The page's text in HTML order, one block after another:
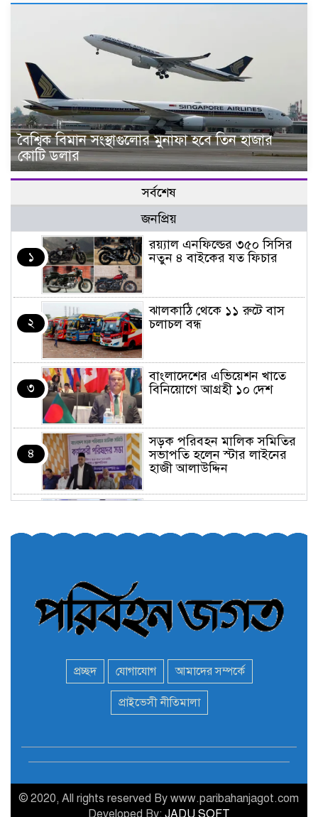
বৈশ্বিক বিমান সংস্থাগুলোর মুনাফা হবে তিন হাজার
কোটি ডলার
সর্বশেষ
জনপ্রিয়
১
র‌য়্যাল এনফিল্ডের ৩৫০ সিসির
নতুন ৪ বাইকের যত ফিচার
২
ঝালকাঠি থেকে ১১ রুটে বাস
চলাচল বন্ধ
৩
বাংলাদেশের এভিয়েশন খাতে
বিনিয়োগে আগ্রহী ১০ দেশ
৪
সড়ক পরিবহন মালিক সমিতির
সভাপতি হলেন স্টার লাইনের
হাজী আলাউদ্দিন
অনির্দিষ্টকালের জন্য বাংলাদেশে
মন্ত্রী এমপিদের দেশত্যাগের
হিড়িক : নিরাপদ আশ্রয়ে
বাস ড্রাইভার নিকোলাস মাদুরো
প্রেসিডেন্ট
প্রচ্ছদ যোগাযোগ আমাদের সম্পর্কে
প্রাইভেসী নীতিমালা
© 2020, All rights reserved By www.paribahanjagot.com
Developed By: JADU SOFT